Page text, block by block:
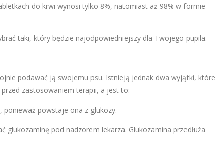
do krwi wynosi tylko 8%, natomiast aż 98% w formie
taki, który będzie najodpowiedniejszy dla Twojego pupila.
podawać ją swojemu psu. Istnieją jednak dwa wyjątki, które
zastosowaniem terapii, a jest to:
ponieważ powstaje ona z glukozy.
pod nadzorem lekarza. Glukozamina przedłuża